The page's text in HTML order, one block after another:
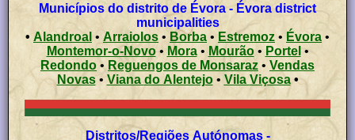
Municípios do distrito de Évora - Évora district
municipalities
• Alandroal • Arraiolos • Borba • Estremoz • Évora •
Montemor-o-Novo• Mora• Mourão• Portel •
Redondo • Reguengos de Monsaraz • Vendas
Novas• Viana do Alentejo• Vila Viçosa•
Distritos/Regiões Autónomas -